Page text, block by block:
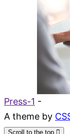
Press-1 -
A theme by
Scroll to the top